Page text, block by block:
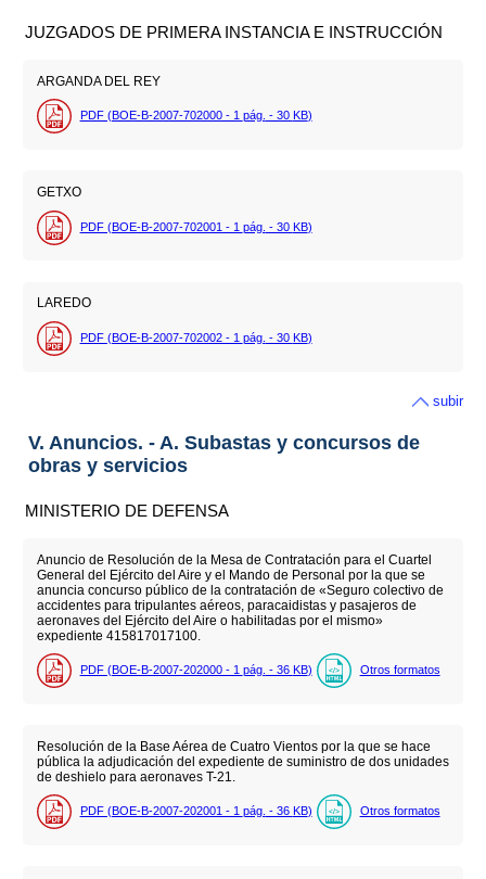
JUZGADOS DE PRIMERA INSTANCIA E INSTRUCCIÓN
ARGANDA DEL REY
PDF (BOE-B-2007-702000 - 1 pág. - 30 KB)
GETXO
PDF (BOE-B-2007-702001 - 1 pág. - 30 KB)
LAREDO
PDF (BOE-B-2007-702002 - 1 pág. - 30 KB)
subir
V. Anuncios. - A. Subastas y concursos de
obras y servicios
MINISTERIO DE DEFENSA
Anuncio de Resolución de la Mesa de Contratación para el Cuartel
General del Ejército del Aire y el Mando de Personal por la que se
anuncia concurso público de la contratación de «Seguro colectivo de
accidentes para tripulantes aéreos, paracaidistas y pasajeros de
aeronaves del Ejército del Aire o habilitadas por el mismo»
expediente 415817017100.
PDF (BOE-B-2007-202000 - 1 pág. - 36 KB) Otros formatos
Resolución de la Base Aérea de Cuatro Vientos por la que se hace
pública la adjudicación del expediente de suministro de dos unidades
de deshielo para aeronaves T-21.
PDF (BOE-B-2007-202001 - 1 pág. - 36 KB) Otros formatos